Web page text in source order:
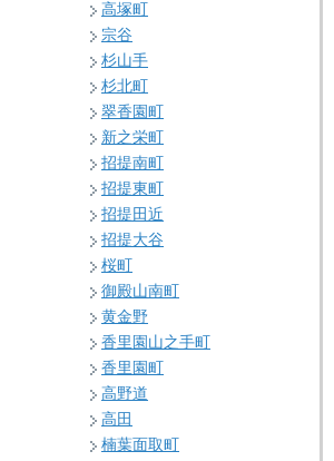
高塚町
宗谷
杉山手
杉北町
翠香園町
新之栄町
招提南町
招提東町
招提田近
招提大谷
桜町
御殿山南町
黄金野
香里園山之手町
香里園町
高野道
高田
楠葉面取町